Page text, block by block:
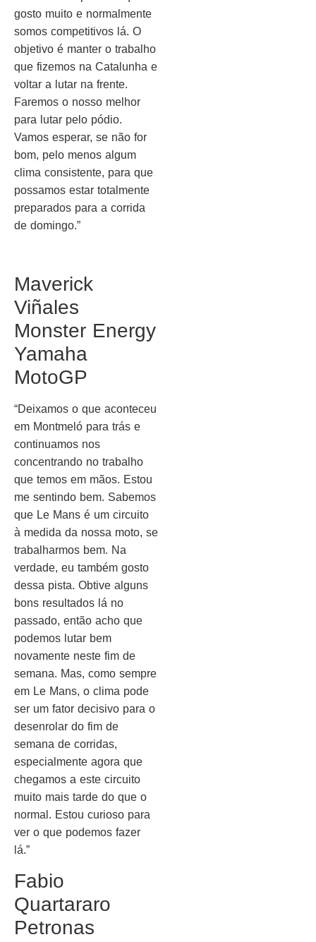
gosto muito e normalmente
somos competitivos lá. O
objetivo é manter o trabalho
que fizemos na Catalunha e
voltar a lutar na frente.
Faremos o nosso melhor
para lutar pelo pódio.
Vamos esperar, se não for
bom, pelo menos algum
clima consistente, para que
possamos estar totalmente
preparados para a corrida
de domingo.”
Maverick
Viñales
Monster Energy
Yamaha
MotoGP
“Deixamos o que aconteceu
em Montmeló para trás e
continuamos nos
concentrando no trabalho
que temos em mãos. Estou
me sentindo bem. Sabemos
que Le Mans é um circuito
à medida da nossa moto, se
trabalharmos bem. Na
verdade, eu também gosto
dessa pista. Obtive alguns
bons resultados lá no
passado, então acho que
podemos lutar bem
novamente neste fim de
semana. Mas, como sempre
em Le Mans, o clima pode
ser um fator decisivo para o
desenrolar do fim de
semana de corridas,
especialmente agora que
chegamos a este circuito
muito mais tarde do que o
normal. Estou curioso para
ver o que podemos fazer
lá.”
Fabio
Quartararo
Petronas